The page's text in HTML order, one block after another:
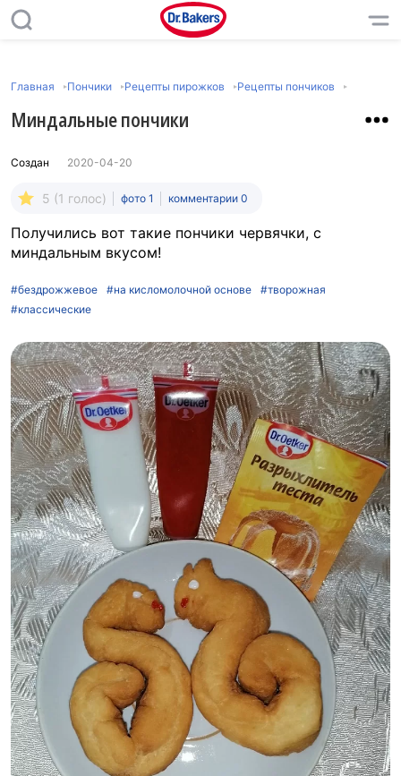
Главная Пончики Рецепты пирожков Рецепты пончиков
Миндальные пончики
Создан 2020-04-20
5 (1 голос) фото 1 комментарии 0
Получились вот такие пончики червячки, с
миндальным вкусом!
#бездрожжевое #на кисломолочной основе
#творожная
#классические